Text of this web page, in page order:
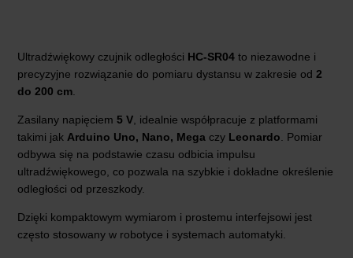
Ultradźwiękowy czujnik odległości HC-SR04 to niezawodne i
precyzyjne rozwiązanie do pomiaru dystansu w zakresie od 2
do 200 cm
Zasilany napięciem 5 V , idealnie współpracuje z platformami
takimi jak Arduino Uno, Nano, Mega czy Leonardo . Pomiar
odbywa się na podstawie czasu odbicia impulsu
ultradźwiękowego, co pozwala na szybkie i dokładne określenie
odległości od przeszkody.
Dzięki kompaktowym wymiarom i prostemu interfejsowi jest
często stosowany w robotyce i systemach automatyki.